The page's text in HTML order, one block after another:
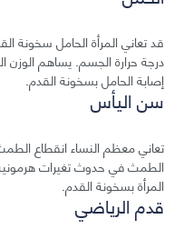
قد تعاني المرأة الحامل سخونة
درجة حرارة الجسم. يساهم الوزن
إصابة الحامل بسخونة القدم.
سن اليأس
الطمث في حدوث تغيرات
المرأة بسخونة القدم.
قدم الرياضي